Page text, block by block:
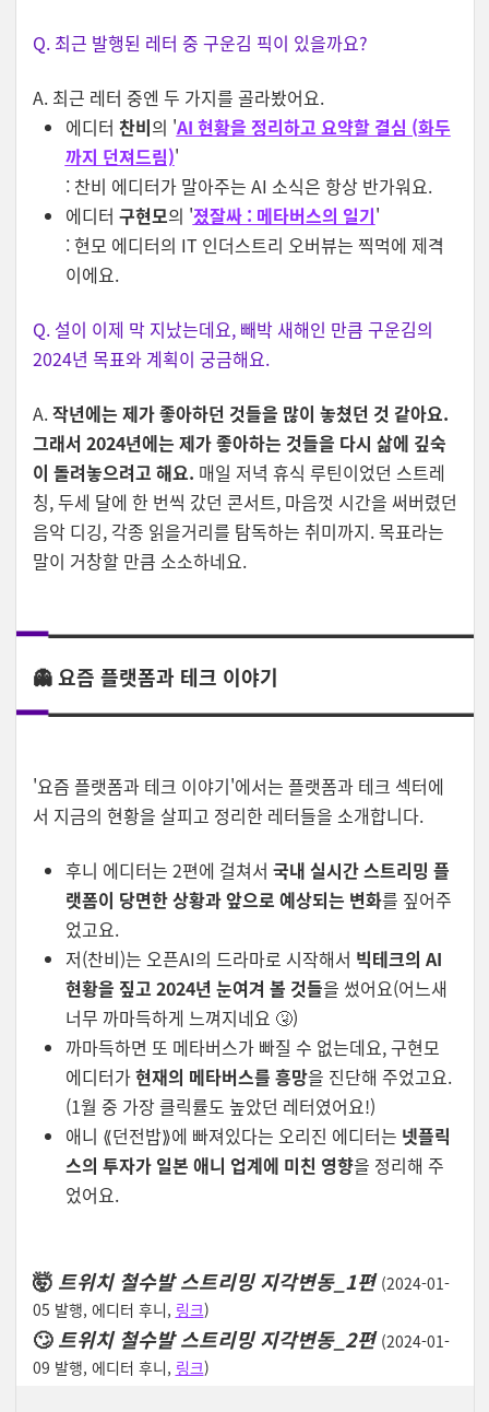
Q. 최근 발행된 레터 중 구운김 픽이 있을까요?
A. 최근 레터 중엔 두 가지를 골라봤어요.
에디터 찬비의 'AI 현황을 정리하고 요약할 결심 (화두
까지 던져드림)'
: 찬비 에디터가 말아주는 AI 소식은 항상 반가워요.
에디터 구현모의 '졌잘싸 : 메타버스의 일기'
: 현모 에디터의 IT 인더스트리 오버뷰는 찍먹에 제격
이에요.
Q. 설이 이제 막 지났는데요, 빼박 새해인 만큼 구운김의
2024년 목표와 계획이 궁금해요.
A.작년에는 제가 좋아하던 것들을 많이 놓쳤던 것 같아요.
그래서 2024년에는 제가 좋아하는 것들을 다시 삶에 깊숙
이 돌려놓으려고 해요. 매일 저녁 휴식 루틴이었던 스트레
칭, 두세 달에 한 번씩 갔던 콘서트, 마음껏 시간을 써버렸던
음악 디깅, 각종 읽을거리를 탐독하는 취미까지. 목표라는
말이 거창할 만큼 소소하네요.
👻 요즘 플랫폼과 테크 이야기
'요즘 플랫폼과 테크 이야기'에서는 플랫폼과 테크 섹터에
서 지금의 현황을 살피고 정리한 레터들을 소개합니다.
후니 에디터는 2편에 걸쳐서 국내 실시간 스트리밍 플
랫폼이 당면한 상황과 앞으로 예상되는 변화를 짚어주
었고요.
저(찬비)는 오픈AI의 드라마로 시작해서 빅테크의 AI
현황을 짚고 2024년 눈여겨 볼 것들을 썼어요(어느새
너무 까마득하게 느껴지네요 🤧)
까마득하면 또 메타버스가 빠질 수 없는데요, 구현모
에디터가현재의 메타버스를 흥망을 진단해 주었고요.
(1월 중 가장 클릭률도 높았던 레터였어요!)
애니 ⟪던전밥⟫에 빠져있다는 오리진 에디터는 넷플릭
스의 투자가 일본 애니 업계에 미친 영향을 정리해 주
었어요.
🤯 트위치 철수발 스트리밍 지각변동_1편 (2024-01-
05 발행, 에디터 후니, 링크)
🙄트위치 철수발 스트리밍 지각변동_2편 (2024-01-
09 발행, 에디터 후니, 링크)